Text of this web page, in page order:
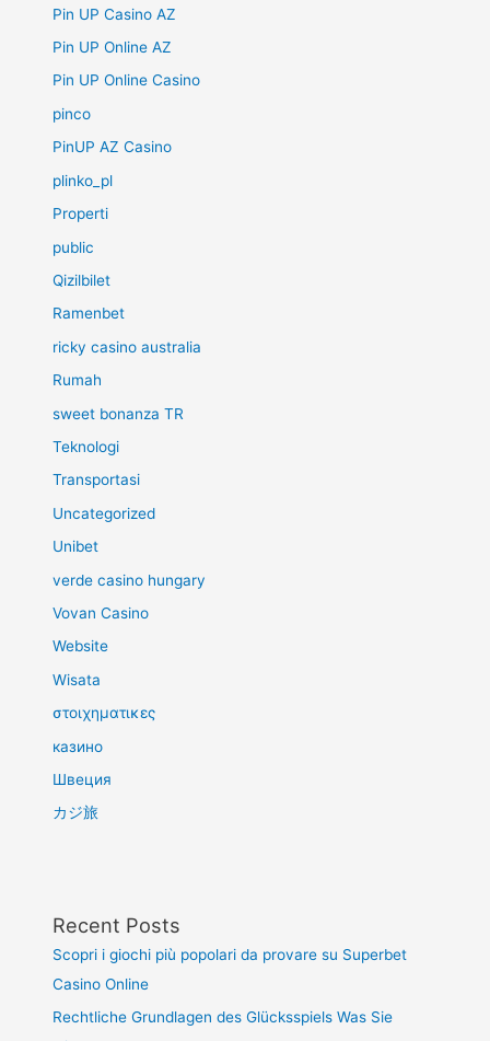
Pin UP Casino AZ
Pin UP Online AZ
Pin UP Online Casino
pinco
PinUP AZ Casino
plinko_pl
Properti
public
Qizilbilet
Ramenbet
ricky casino australia
Rumah
sweet bonanza TR
Teknologi
Transportasi
Uncategorized
Unibet
verde casino hungary
Vovan Casino
Website
Wisata
στοιχηματικες
казино
Швеция
カジ旅
Recent Posts
Scopri i giochi più popolari da provare su Superbet
Casino Online
Rechtliche Grundlagen des Glücksspiels Was Sie